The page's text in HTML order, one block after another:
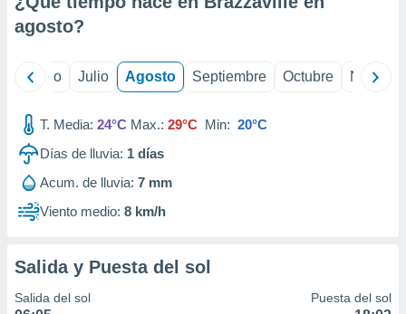
e
publicidad
publicidad
de
agosto?
Junio Julio Agosto Septiembre Octubre
T. Media: 24°C Max.: 29°C Min: 20°C
Días de lluvia: 1 días
Acum. de lluvia: 7 mm
Viento medio: 8 km/h
Salida y Puesta del sol
Salida del sol Puesta del sol